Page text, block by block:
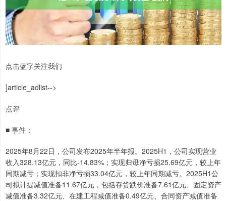
点击蓝字关注我们
]article_adlist-->
点评
■ 事件：
2025年8月22日，公司发布2025年半年报。2025H1，公司实现营业
收入328.13亿元，同比-14.83%；实现归母净亏损25.69亿元，较上年
同期减亏；实现扣非净亏损33.04亿元，较上年同期减亏。2025H1公
司拟计提减值准备11.67亿元，包括存货跌价准备7.61亿元、固定资产
减值准备3.32亿元、在建工程减值准备0.49亿元、合同资产减值准备